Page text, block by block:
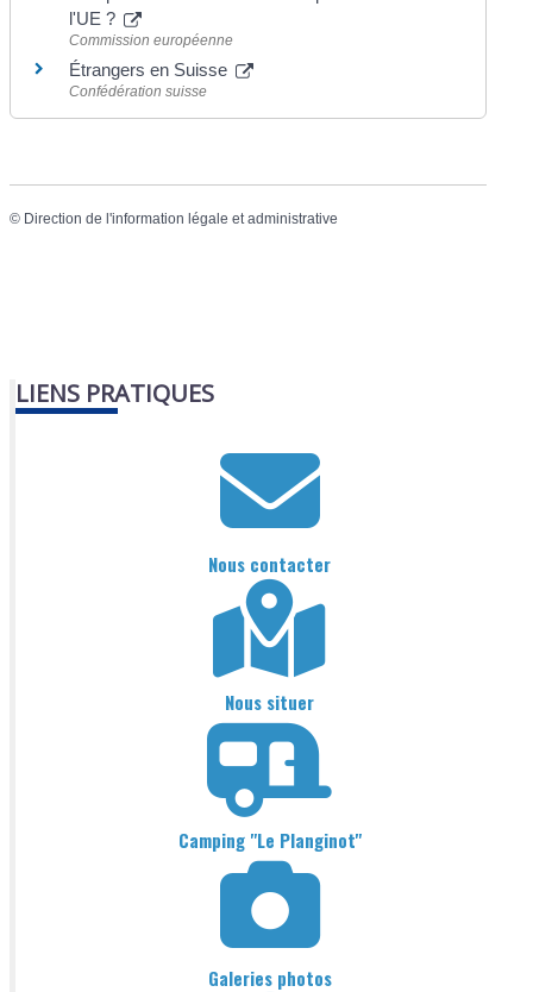
l'UE ?
Commission européenne
Étrangers en Suisse
Confédération suisse
© Direction de l'information légale et administrative
LIENS PRATIQUES
Nous contacter
Nous situer
Camping "Le Planginot"
Galeries photos